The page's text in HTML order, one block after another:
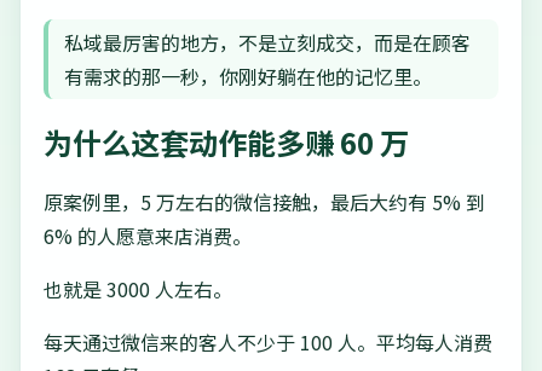
私域最厉害的地方，不是立刻成交，而是在顾客
有需求的那一秒，你刚好躺在他的记忆里。
为什么这套动作能多赚 60 万
原案例里，5 万左右的微信接触，最后大约有 5% 到
6% 的人愿意来店消费。
也就是 3000 人左右。
每天通过微信来的客人不少于 100 人。平均每人消费